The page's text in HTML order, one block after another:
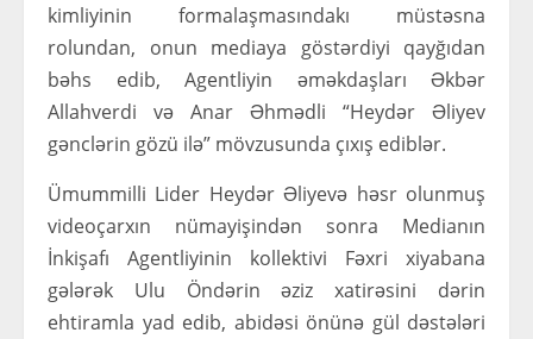
kimliyinin formalaşmasındakı müstəsna
rolundan, onun mediaya göstərdiyi qayğıdan
bəhs edib, Agentliyin əməkdaşları Əkbər
Allahverdi və Anar Əhmədli “Heydər Əliyev
gənclərin gözü ilə” mövzusunda çıxış ediblər.
Ümummilli Lider Heydər Əliyevə həsr olunmuş
videoçarxın nümayişindən sonra Medianın
İnkişafı Agentliyinin kollektivi Fəxri xiyabana
gələrək Ulu Öndərin əziz xatirəsini dərin
ehtiramla yad edib, abidəsi önünə gül dəstələri